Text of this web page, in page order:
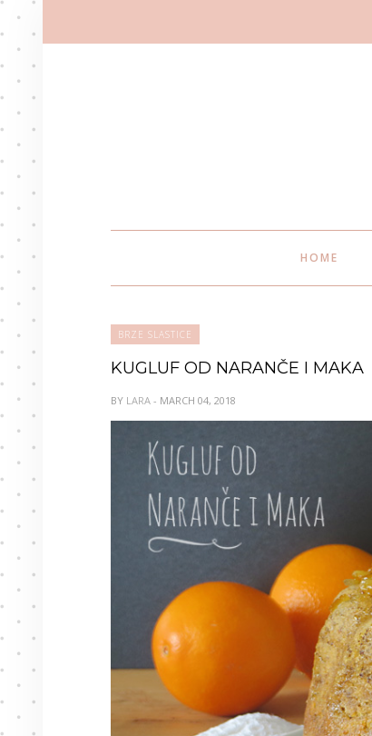
HOME
BRZE SLASTICE
KUGLUF OD NARANČE I MAKA
BY LARA - MARCH 04, 2018